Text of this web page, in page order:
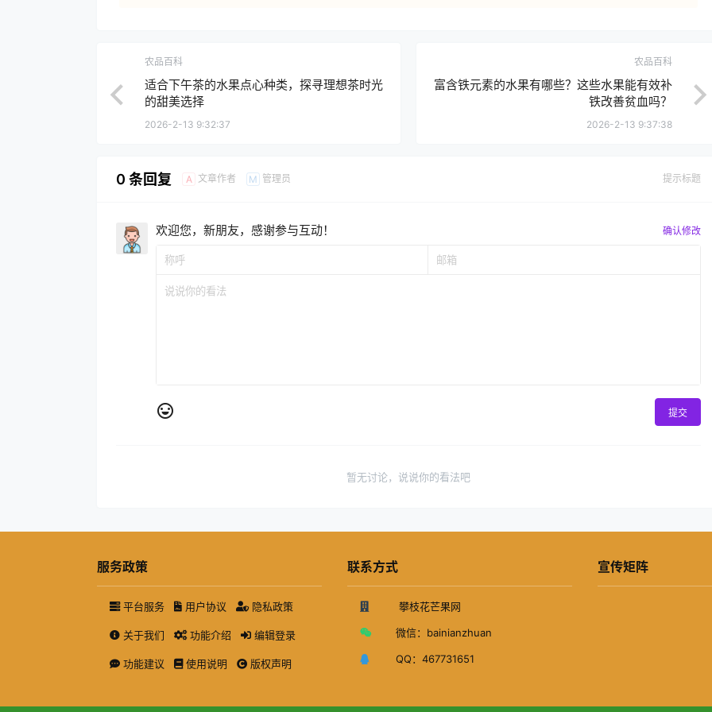
农品百科
适合下午茶的水果点心种类，探寻理想茶时光
的甜美选择
2026-2-13 9:32:37
农品百科
富含铁元素的水果有哪些？这些水果能有效补
铁改善贫血吗？
2026-2-13 9:37:38
0 条回复 A 文章作者 M 管理员 提示标题
欢迎您，新朋友，感谢参与互动！ 确认修改
提交
暂无讨论，说说你的看法吧
服务政策
平台服务 用户协议 隐私政策
关于我们 功能介绍 编辑登录
功能建议 使用说明 版权声明
联系方式
攀枝花芒果网
微信： bainianzhuan
QQ： 467731651
宣传矩阵